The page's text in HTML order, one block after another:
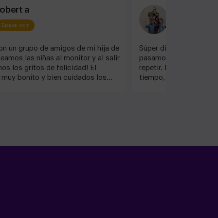
a
Escape room
un grupo de amigos de mi hija de
las niñas al monitor y al salir
los gritos de felicidad! El
bonito y bien cuidados los
Súper divertido.
pasamos genial. Era
repetir. Hicimos el de
tiempo, y no es fácil